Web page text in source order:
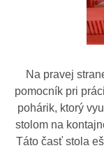
Na pravej
pomocník pri
pohárik, ktorý
stolom na
Táto časť stola